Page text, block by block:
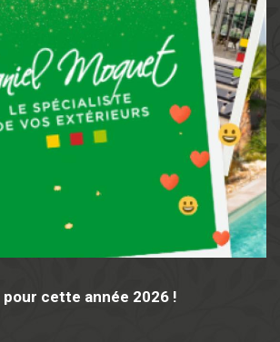
cette année 2026 !